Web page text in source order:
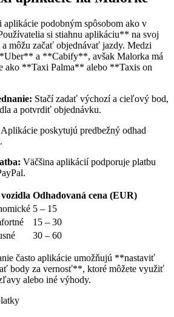
podobným spôsobom ako v
si stiahnu aplikáciu** na svoj
a môžu začať objednávať jazdy. Medzi
a **Cabify**, avšak Malorka má
ako **Taxi Palma** alebo **Taxis on
Stačí zadať výchozí a cieľový bod,
a potvrdiť objednávku.
Aplikácie poskytujú predbežný odhad
Väčšina aplikácií podporuje platbu
Odhadovaná cena (EUR)
5 – 15
15 – 30
30 – 60
často aplikácie umožňujú **nastaviť
body za vernosť**, ktoré môžete využiť
alebo iné výhody.